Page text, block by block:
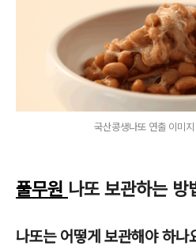
국산콩생나또 연출 이미
풀무원 나또 보관하는 방
나또는 어떻게 보관해야 하나